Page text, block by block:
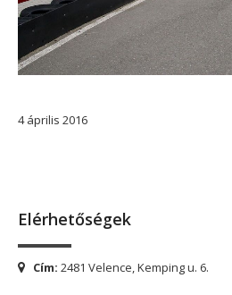
4 április 2016
Elérhetőségek
Cím: 2481 Velence, Kemping u. 6.